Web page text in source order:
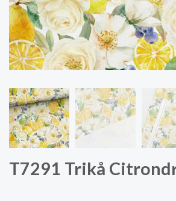
T7291 Trikå